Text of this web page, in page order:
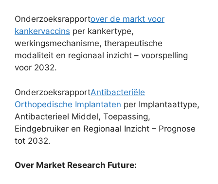
Onderzoeksrapportover de markt voor
kankervaccins per kankertype,
werkingsmechanisme, therapeutische
modaliteit en regionaal inzicht – voorspelling
voor 2032.
OnderzoeksrapportAntibacteriële
Orthopedische Implantaten per Implantaattype,
Antibacterieel Middel, Toepassing,
Eindgebruiker en Regionaal Inzicht – Prognose
tot 2032.
Over Market Research Future: